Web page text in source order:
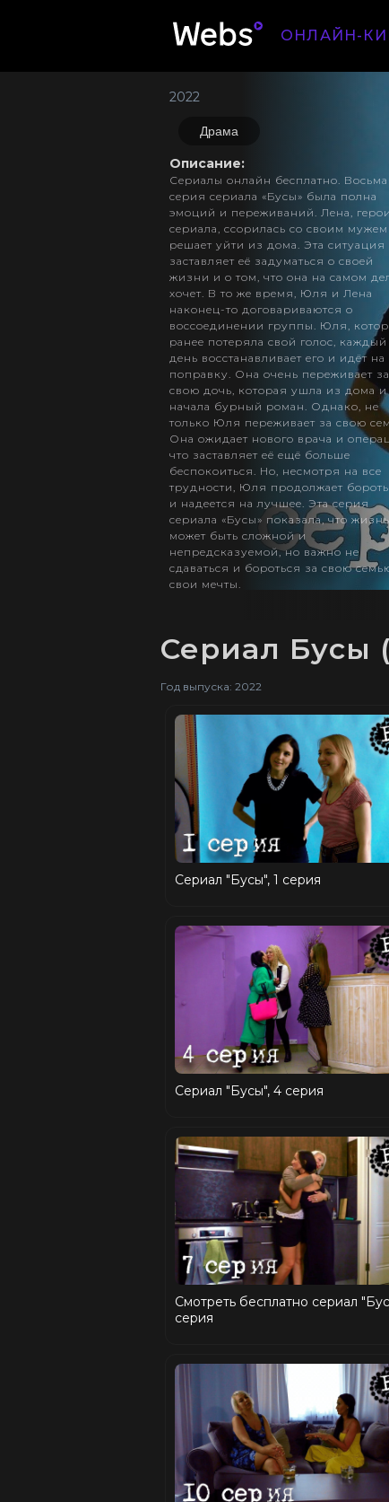
ОНЛАЙН-
2022
Драма
Описание:
Сериалы онлайн бесплатно.
серия сериала «Бусы» была полна
эмоций и переживаний. Лена,
сериала, ссорилась со своим
решает уйти из дома. Эта ситуация
заставляет её задуматься о своей
жизни и о том, что она на самом
хочет. В то же время, Юля и Лена
наконец-то договариваются о
воссоединении группы. Юля,
ранее потеряла свой голос, каждый
день восстанавливает его и идёт на
поправку. Она очень переживает за
свою дочь, которая ушла из дома и
начала бурный роман. Однако, не
только Юля переживает за свою
Она ожидает нового врача и
что заставляет её ещё больше
беспокоиться. Но, несмотря на все
трудности, Юля продолжает
и надеется на лучшее. Эта серия
сериала «Бусы» показала, что жизнь
может быть сложной и
непредсказуемой, но важно не
сдаваться и бороться за свою
свои мечты.
Сериал Бусы
Год выпуска: 2022
Сериал "Бусы", 1 серия
Сериал "Бусы", 4 серия
Смотреть бесплатно сериал
серия